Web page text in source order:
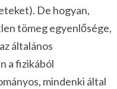
De hogyan,
tömeg egyenlősége,
általános
a fizikából
mindenki által